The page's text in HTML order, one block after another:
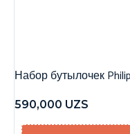
Набор бутылочек
590,000 UZS